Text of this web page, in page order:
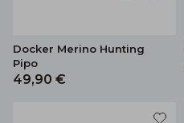
Docker Merino Hunting
Pipo
49,90 €